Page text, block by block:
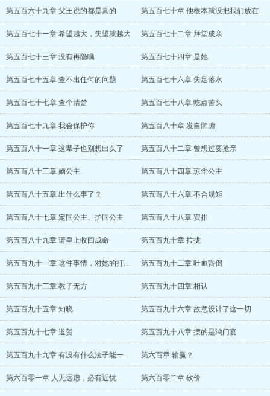
第五百六十九章 父王说的都是真的 第五百七十章 他根本就没把我们放在眼里
第五百七十一章 希望越大，失望就越大 第五百七十二章 拜堂成亲
第五百七十三章 没有再隐瞒 第五百七十四章 是她
第五百七十五章 查不出任何的问题 第五百七十六章 失足落水
第五百七十七章 查个清楚 第五百七十八章 吃点苦头
第五百七十九章 我会保护你 第五百八十章 发自肺腑
第五百八十一章 这辈子也别想出头了 第五百八十二章 曾想过要抢亲
第五百八十三章 嫡公主 第五百八十四章 琼华公主
第五百八十五章 出什么事了？ 第五百八十六章 不合规矩
第五百八十七章 定国公主、护国公主 第五百八十八章 安排
第五百八十九章 请皇上收回成命 第五百九十章 拉拢
第五百九十一章 这件事情，对她的打击太大 第五百九十二章 吐血昏倒
第五百九十三章 教子无方 第五百九十四章 相认
第五百九十五章 知晓 第五百九十六章 故意设计了这一切
第五百九十七章 道贺 第五百九十八章 摆的是鸿门宴
第五百九十九章 有没有什么法子能一劳永逸 第六百章 输赢？
第六百零一章 人无远虑，必有近忧 第六百零二章 砍价